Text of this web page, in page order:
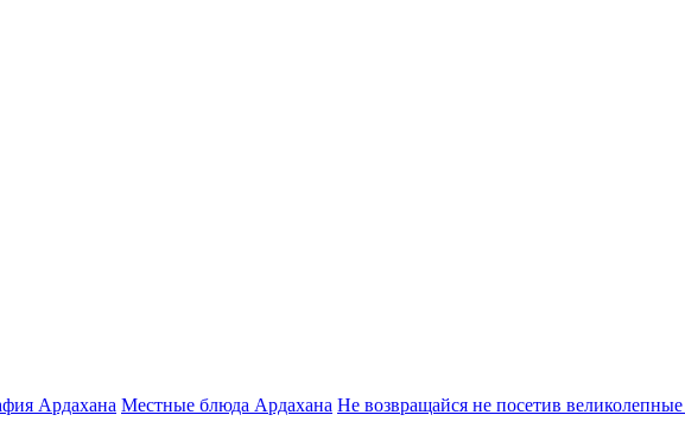
Ардахана Местные блюда Ардахана Не возвращайся не посетив